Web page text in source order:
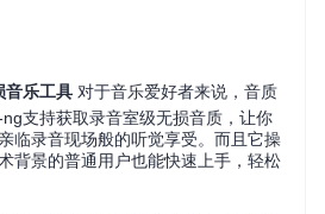
音乐工具 对于音乐爱好者来说，音质
支持获取录音室级无损音质，让你
临录音现场般的听觉享受。而且它操
背景的普通用户也能快速上手，轻松